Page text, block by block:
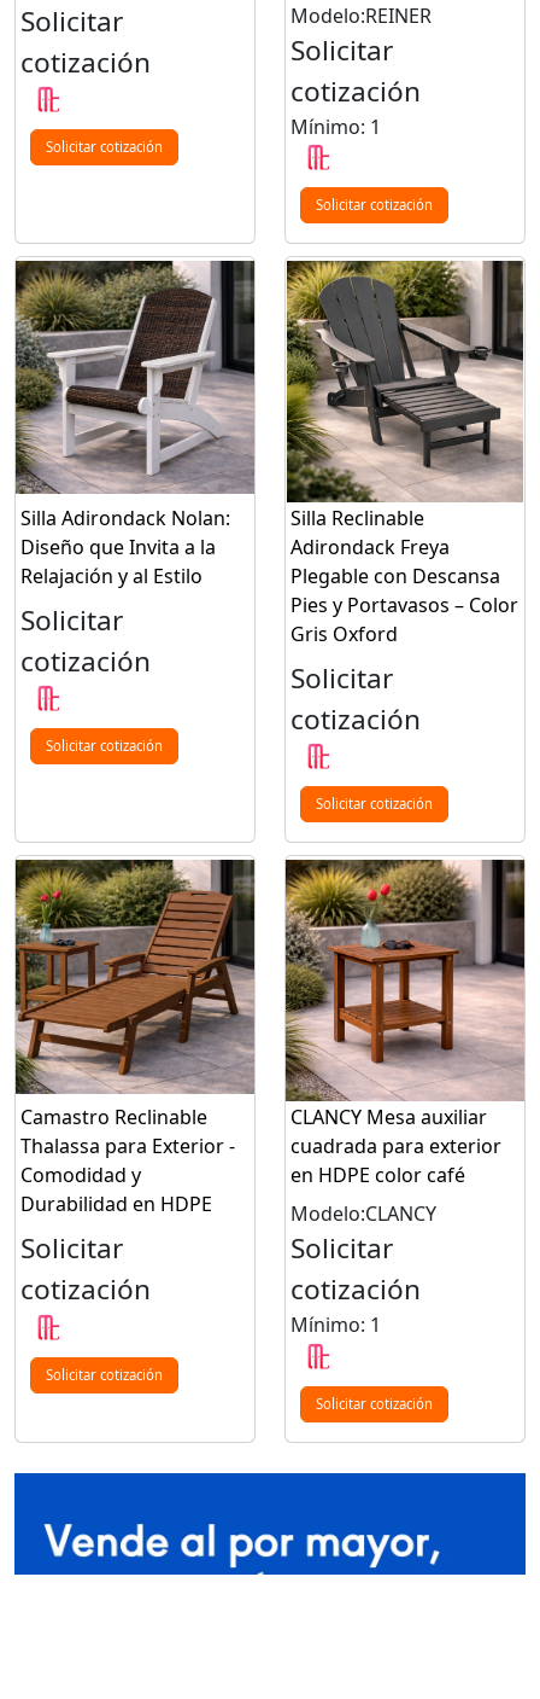
Solicitar
cotización
Solicitar cotización
Modelo:REINER
Solicitar
cotización
Mínimo: 1
Solicitar cotización
Silla Adirondack Nolan:
Diseño que Invita a la
Relajación y al Estilo
Solicitar
cotización
Solicitar cotización
Silla Reclinable
Adirondack Freya
Plegable con Descansa
Pies y Portavasos – Color
Gris Oxford
Solicitar
cotización
Solicitar cotización
Camastro Reclinable
Thalassa para Exterior -
Comodidad y
Durabilidad en HDPE
Solicitar
cotización
Solicitar cotización
CLANCY Mesa auxiliar
cuadrada para exterior
en HDPE color café
Modelo:CLANCY
Solicitar
cotización
Mínimo: 1
Solicitar cotización